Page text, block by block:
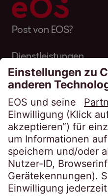
Post von EOS?
Dienstleistungen
Über EOS
Karriere